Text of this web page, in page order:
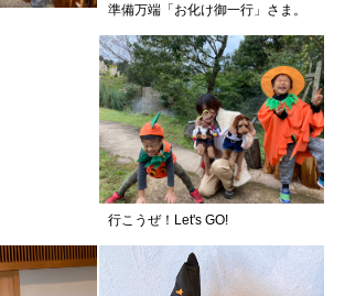
準備万端「お化け御一行」さま。
行こうぜ！Let's GO!